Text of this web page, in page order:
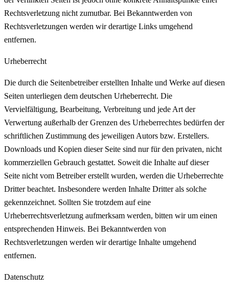
Rechtsverletzung nicht zumutbar. Bei Bekanntwerden von
Rechtsverletzungen werden wir derartige Links umgehend
entfernen.
Urheberrecht
Die durch die Seitenbetreiber erstellten Inhalte und Werke auf diesen
Seiten unterliegen dem deutschen Urheberrecht. Die
Vervielfältigung, Bearbeitung, Verbreitung und jede Art der
Verwertung außerhalb der Grenzen des Urheberrechtes bedürfen der
schriftlichen Zustimmung des jeweiligen Autors bzw. Erstellers.
Downloads und Kopien dieser Seite sind nur für den privaten, nicht
kommerziellen Gebrauch gestattet. Soweit die Inhalte auf dieser
Seite nicht vom Betreiber erstellt wurden, werden die Urheberrechte
Dritter beachtet. Insbesondere werden Inhalte Dritter als solche
gekennzeichnet. Sollten Sie trotzdem auf eine
Urheberrechtsverletzung aufmerksam werden, bitten wir um einen
entsprechenden Hinweis. Bei Bekanntwerden von
Rechtsverletzungen werden wir derartige Inhalte umgehend
entfernen.
Datenschutz